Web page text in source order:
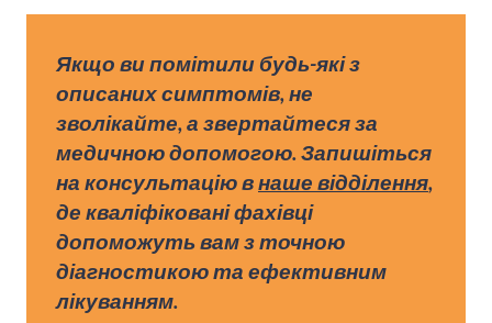
Якщо ви помітили будь-які з
описаних симптомів, не
зволікайте, а звертайтеся за
медичною допомогою. Запишіться
на консультацію внаше відділення,
де кваліфіковані фахівці
допоможуть вам з точною
діагностикою та ефективним
лікуванням.